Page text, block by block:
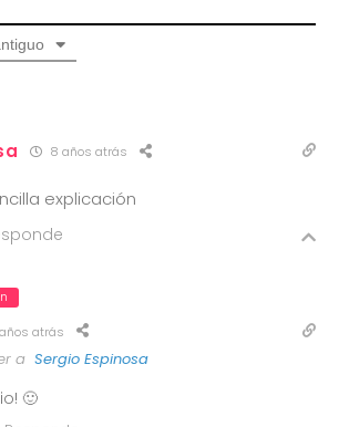
8 años atrás
explicación
atrás
a Sergio Espinosa
🙂